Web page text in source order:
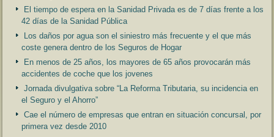
El tiempo de espera en la Sanidad Privada es de 7 días frente a los
42 días de la Sanidad Pública
Los daños por agua son el siniestro más frecuente y el que más
coste genera dentro de los Seguros de Hogar
En menos de 25 años, los mayores de 65 años provocarán más
accidentes de coche que los jovenes
Jornada divulgativa sobre “La Reforma Tributaria, su incidencia en
el Seguro y el Ahorro”
Cae el número de empresas que entran en situación concursal, por
primera vez desde 2010